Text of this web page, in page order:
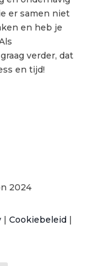
er samen niet
en heb je
verder, dat
en tijd!
2024
| Cookiebeleid